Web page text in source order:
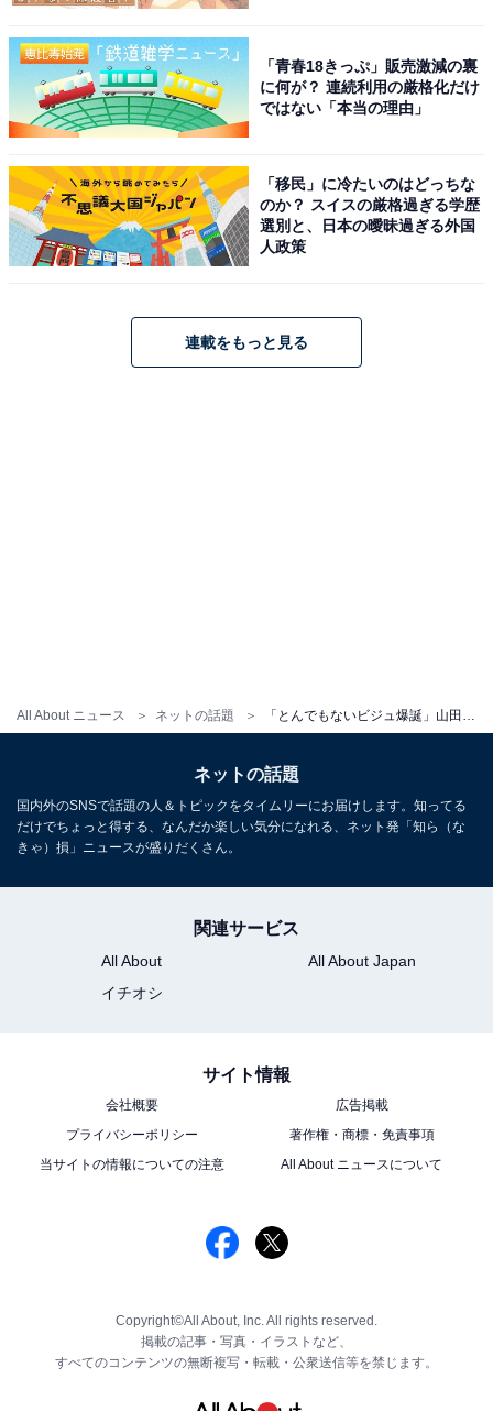
All About ニュース ネットの話題
「青春18きっぷ」販売激減の裏
に何が？ 連続利用の厳格化だけ
ではない「本当の理由」
「移民」に冷たいのはどっちな
のか？ スイスの厳格過ぎる学歴
選別と、日本の曖昧過ぎる外国
人政策
連載をもっと見る
ネットの話題
国内外のSNSで話題の人＆トピックをタイムリーにお届けします。知ってる
だけでちょっと得する、なんだか楽しい気分になれる、ネット発「知ら（な
きゃ）損」ニュースが盛りだくさん。
関連サービス
All About
All About Japan
イチオシ
サイト情報
会社概要
広告掲載
プライバシーポリシー
著作権・商標・免責事項
当サイトの情報についての注意
All About ニュースについて
Copyright©All About, Inc. All rights reserved.
掲載の記事・写真・イラストなど、
すべてのコンテンツの無断複写・転載・公衆送信等を禁じます。